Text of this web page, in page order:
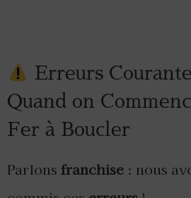
Erreurs
Quand on
Fer à Boucler
Parlons franchise : nous